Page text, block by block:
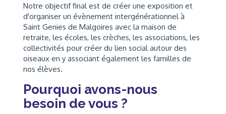
Notre objectif final est de créer une exposition et
d'organiser un évènement intergénérationnel à
Saint Genies de Malgoires avec la maison de
retraite, les écoles, les crèches, les associations, les
collectivités pour créer du lien social autour des
oiseaux en y associant également les familles de
nos élèves.
Pourquoi avons-nous
besoin de vous ?